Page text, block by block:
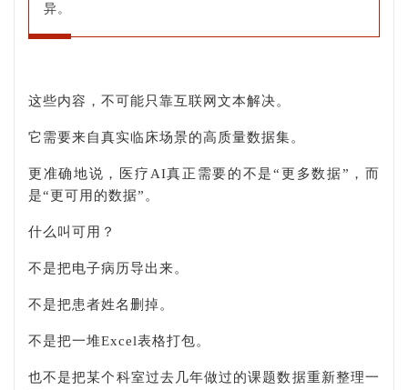
异。
这些内容，不可能只靠互联网文本解决。
它需要来自真实临床场景的高质量数据集。
更准确地说，医疗AI真正需要的不是“更多数据”，而
是“更可用的数据”。
什么叫可用？
不是把电子病历导出来。
不是把患者姓名删掉。
不是把一堆Excel表格打包。
也不是把某个科室过去几年做过的课题数据重新整理一